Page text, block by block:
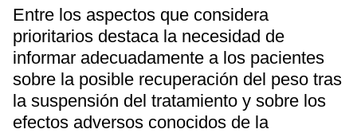
Entre los aspectos que considera
prioritarios destaca la necesidad de
informar adecuadamente a los pacientes
sobre la posible recuperación del peso tras
la suspensión del tratamiento y sobre los
efectos adversos conocidos de la